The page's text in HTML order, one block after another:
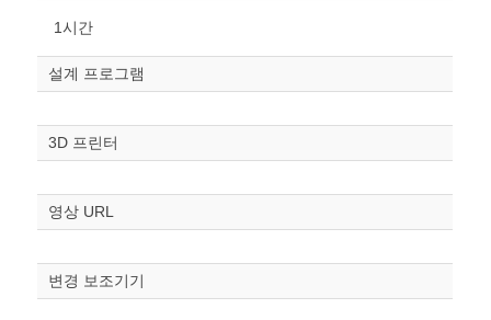
높이
mm
폭
스케일
조정
1시간
설계 프로그램
3D 프린터
영상 URL
변경 보조기기